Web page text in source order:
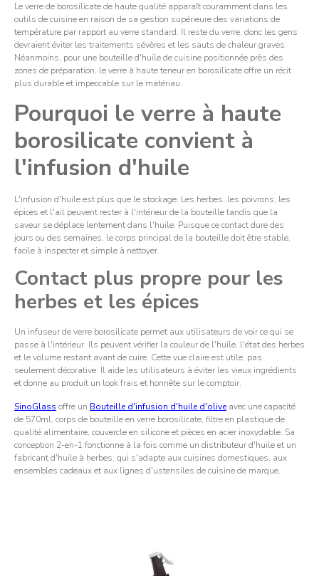
Le verre de borosilicate de haute qualité apparaît couramment dans les
outils de cuisine en raison de sa gestion supérieure des variations de
température par rapport au verre standard. Il reste du verre, donc les gens
devraient éviter les traitements sévères et les sauts de chaleur graves.
Néanmoins, pour une bouteille d'huile de cuisine positionnée près des
zones de préparation, le verre à haute teneur en borosilicate offre un récit
plus durable et impeccable sur le matériau.
Pourquoi le verre à haute
borosilicate convient à
l'infusion d'huile
L'infusion d'huile est plus que le stockage. Les herbes, les poivrons, les
épices et l'ail peuvent rester à l'intérieur de la bouteille tandis que la
saveur se déplace lentement dans l'huile. Puisque ce contact dure des
jours ou des semaines, le corps principal de la bouteille doit être stable,
facile à inspecter et simple à nettoyer.
Contact plus propre pour les
herbes et les épices
Un infuseur de verre borosilicate permet aux utilisateurs de voir ce qui se
passe à l'intérieur. Ils peuvent vérifier la couleur de l'huile, l'état des herbes
et le volume restant avant de cuire. Cette vue claire est utile, pas
seulement décorative. Il aide les utilisateurs à éviter les vieux ingrédients
et donne au produit un look frais et honnête sur le comptoir.
SinoGlass offre un Bouteille d'infusion d'huile d'olive avec une capacité
de 570ml, corps de bouteille en verre borosilicate, filtre en plastique de
qualité alimentaire, couvercle en silicone et pièces en acier inoxydable. Sa
conception 2-en-1 fonctionne à la fois comme un distributeur d'huile et un
fabricant d'huile à herbes, qui s'adapte aux cuisines domestiques, aux
ensembles cadeaux et aux lignes d'ustensiles de cuisine de marque.